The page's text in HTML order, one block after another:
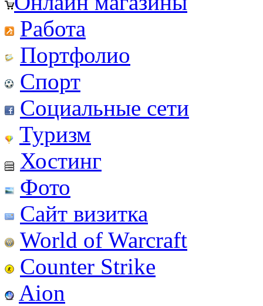
Работа
Портфолио
Спорт
Социальные сети
Туризм
Хостинг
Фото
Сайт визитка
World of Warcraft
Counter Strike
Aion